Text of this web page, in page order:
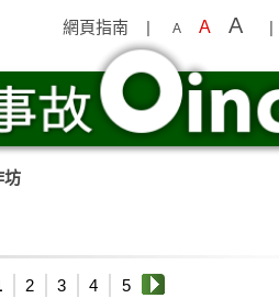
網頁指南 | A A A |
坊
2 3 4 5